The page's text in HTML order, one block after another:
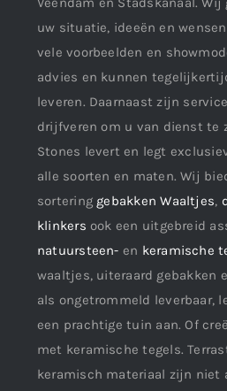
uw situatie, ideeën en
vele voorbeelden en
advies en kunnen
leveren. Daarnaast zijn
drijfveren om u van dienst te
Stones levert en legt
alle soorten en maten. Wij
sortering gebakken Waaltjes,
klinkers ook een uitgebreid
natuursteen- en keramische
waaltjes, uiteraard gebakken
als ongetrommeld leverbaar,
een prachtige tuin aan. Of
met keramische tegels.
keramisch materiaal zijn niet